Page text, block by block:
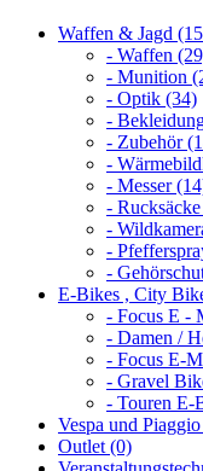
Waffen & Jagd
- Waffen
- Munition
- Optik (34)
-
- Zubehör
-
- Messer
-
-
-
-
E-Bikes , City
- Focus E -
- Damen /
- Focus E-
- Gravel
- Touren E-
Vespa und
Outlet (0)